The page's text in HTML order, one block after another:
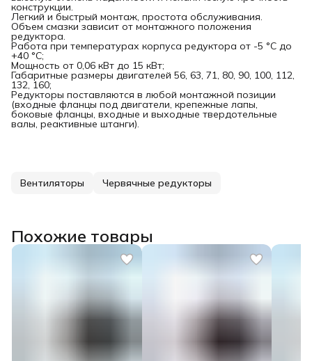
конструкции.
Легкий и быстрый монтаж, простота обслуживания.
Объем смазки зависит от монтажного положения
редуктора.
Работа при температурах корпуса редуктора от -5 °C до
+40 °C;
Мощность от 0,06 кВт до 15 кВт;
Габаритные размеры двигателей 56, 63, 71, 80, 90, 100, 112,
132, 160;
Редукторы поставляются в любой монтажной позиции
(входные фланцы под двигатели, крепежные лапы,
боковые фланцы, входные и выходные твердотельные
валы, реактивные штанги).
Вентиляторы Червячные редукторы
Похожие товары